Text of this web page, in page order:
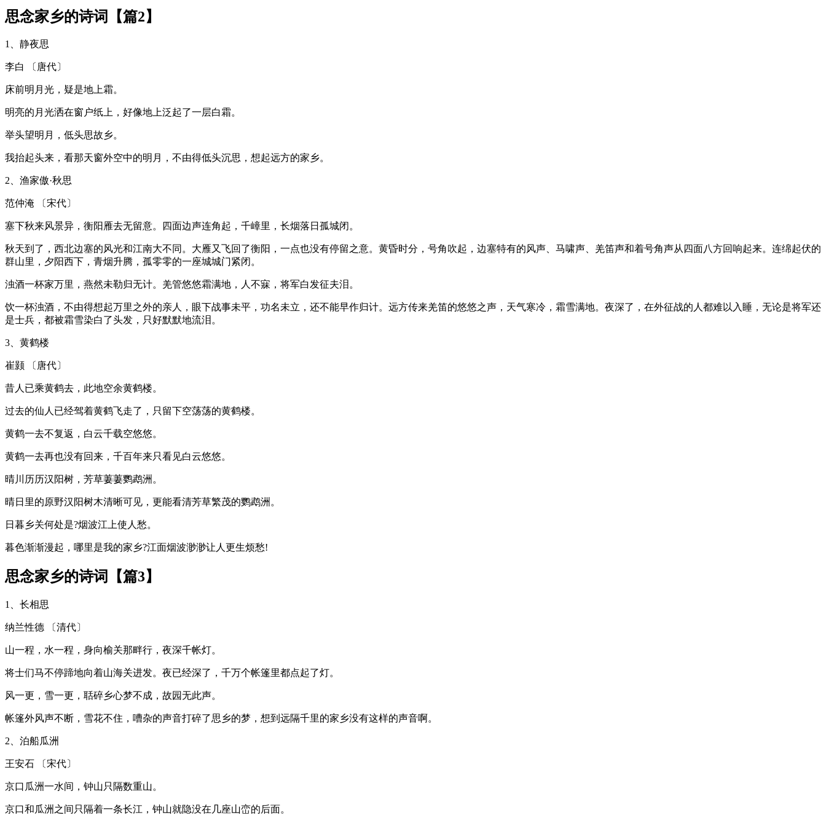
思念家乡的诗词【篇2】
1、静夜思
李白 〔唐代〕
床前明月光，疑是地上霜。
明亮的月光洒在窗户纸上，好像地上泛起了一层白霜。
举头望明月，低头思故乡。
我抬起头来，看那天窗外空中的明月，不由得低头沉思，想起远方的家乡。
2、渔家傲·秋思
范仲淹 〔宋代〕
塞下秋来风景异，衡阳雁去无留意。四面边声连角起，千嶂里，长烟落日孤城闭。
秋天到了，西北边塞的风光和江南大不同。大雁又飞回了衡阳，一点也没有停留之意。黄昏时分，号角吹起，边塞特有的风声、马啸声、羌笛声和着号角声从四面八方回响起来。连绵起伏的
群山里，夕阳西下，青烟升腾，孤零零的一座城城门紧闭。
浊酒一杯家万里，燕然未勒归无计。羌管悠悠霜满地，人不寐，将军白发征夫泪。
饮一杯浊酒，不由得想起万里之外的亲人，眼下战事未平，功名未立，还不能早作归计。远方传来羌笛的悠悠之声，天气寒冷，霜雪满地。夜深了，在外征战的人都难以入睡，无论是将军还
是士兵，都被霜雪染白了头发，只好默默地流泪。
3、黄鹤楼
崔颢 〔唐代〕
昔人已乘黄鹤去，此地空余黄鹤楼。
过去的仙人已经驾着黄鹤飞走了，只留下空荡荡的黄鹤楼。
黄鹤一去不复返，白云千载空悠悠。
黄鹤一去再也没有回来，千百年来只看见白云悠悠。
晴川历历汉阳树，芳草萋萋鹦鹉洲。
晴日里的原野汉阳树木清晰可见，更能看清芳草繁茂的鹦鹉洲。
日暮乡关何处是?烟波江上使人愁。
暮色渐渐漫起，哪里是我的家乡?江面烟波渺渺让人更生烦愁!
思念家乡的诗词【篇3】
1、长相思
纳兰性德 〔清代〕
山一程，水一程，身向榆关那畔行，夜深千帐灯。
将士们马不停蹄地向着山海关进发。夜已经深了，千万个帐篷里都点起了灯。
风一更，雪一更，聒碎乡心梦不成，故园无此声。
帐篷外风声不断，雪花不住，嘈杂的声音打碎了思乡的梦，想到远隔千里的家乡没有这样的声音啊。
2、泊船瓜洲
王安石 〔宋代〕
京口瓜洲一水间，钟山只隔数重山。
京口和瓜洲之间只隔着一条长江，钟山就隐没在几座山峦的后面。